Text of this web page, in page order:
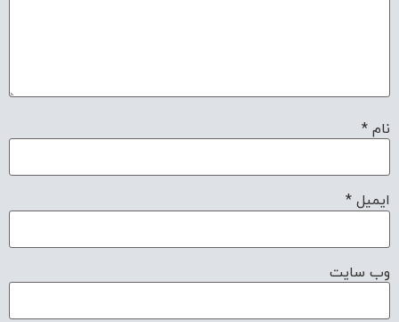
نام *
ایمیل *
وب‌ سایت